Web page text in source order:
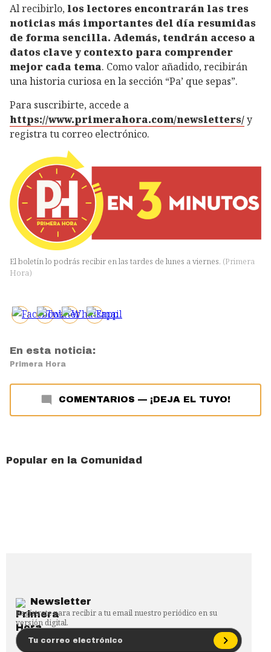
Al recibirlo, los lectores encontrarán las tres
noticias más importantes del día resumidas
de forma sencilla. Además, tendrán acceso a
datos clave y contexto para comprender
mejor cada tema. Como valor añadido, recibirán
una historia curiosa en la sección “Pa’ que sepas”.
Para suscribirte, accede a
https://www.primerahora.com/newsletters/y
registra tu correo electrónico.
El boletín lo podrás recibir en las tardes de lunes a viernes. (Primera
Hora)
En esta noticia:
Primera Hora
COMENTARIOS — ¡DEJA EL TUYO!
Popular en la Comunidad
Newsletter
Regístrate para recibir a tu email nuestro periódico en su
versión digital.